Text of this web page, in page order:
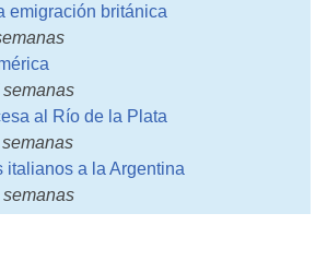
emigración británica
al Río de la Plata
italianos a la Argentina